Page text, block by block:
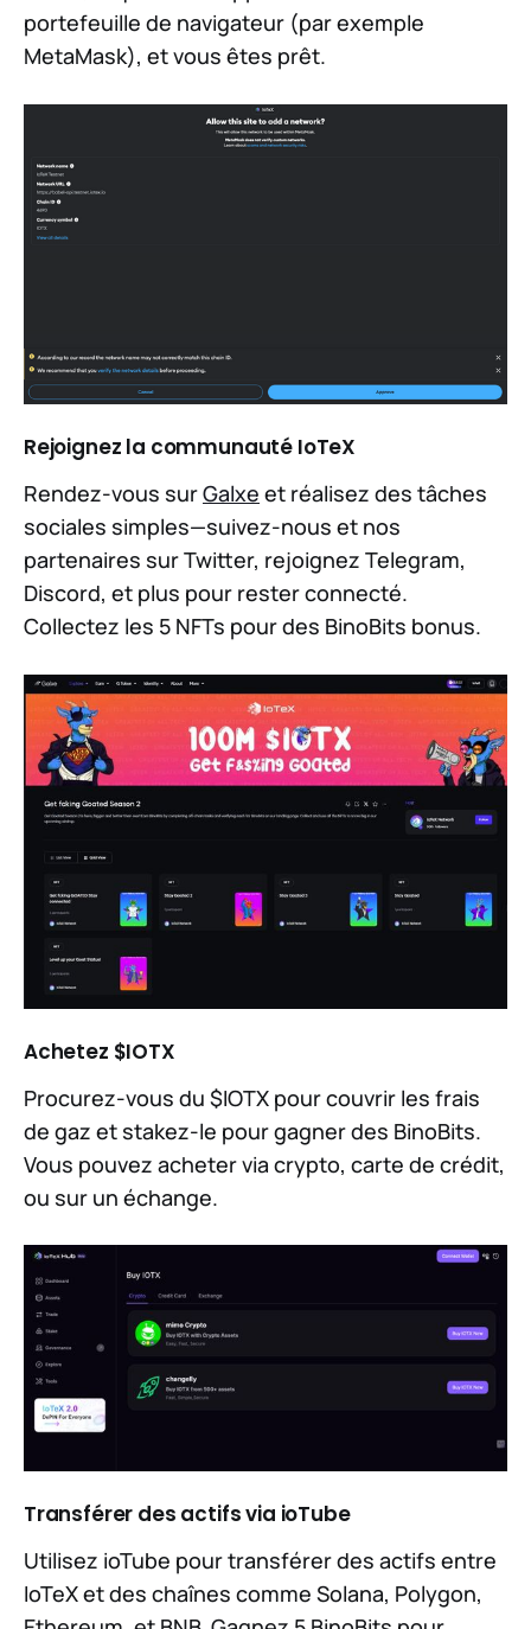
portefeuille de navigateur (par exemple
MetaMask), et vous êtes prêt.
Rejoignez la communauté IoTeX
Rendez-vous surGalxe et réalisez des tâches
sociales simples—suivez-nous et nos
partenaires sur Twitter, rejoignez Telegram,
Discord, et plus pour rester connecté.
Collectez les 5 NFTs pour des BinoBits bonus.
Achetez $IOTX
Procurez-vous du $IOTX pour couvrir les frais
de gaz et stakez-le pour gagner des BinoBits.
Vous pouvez acheter via crypto, carte de crédit,
ou sur un échange.
Transférer des actifs via ioTube
Utilisez ioTube pour transférer des actifs entre
IoTeX et des chaînes comme Solana, Polygon,